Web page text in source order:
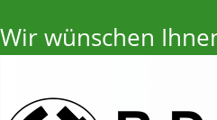
Wir wünschen